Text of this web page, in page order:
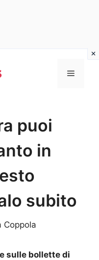
Menu
puoi
in
subito
Coppola
sulle bollette di